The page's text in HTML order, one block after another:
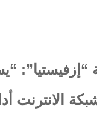
الانترنت